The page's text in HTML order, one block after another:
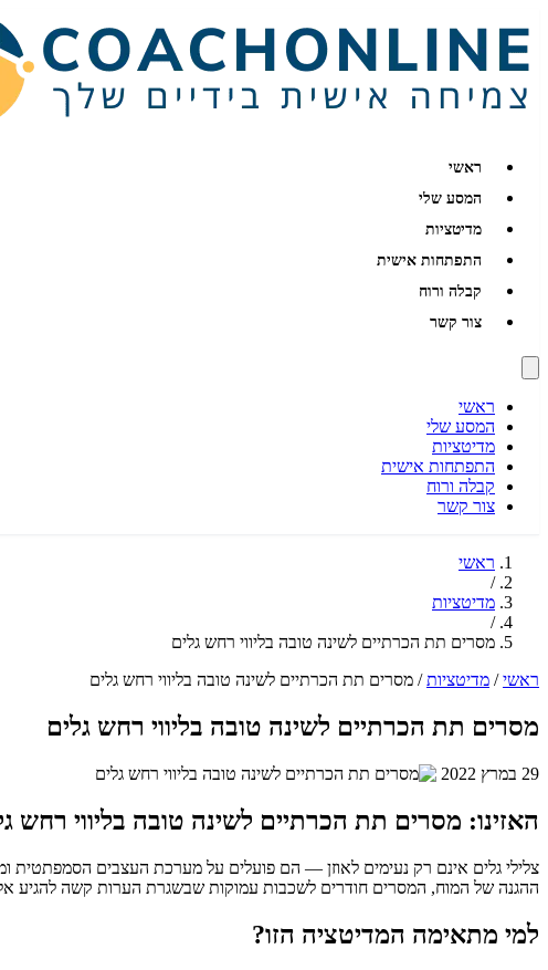
ראשי
המסע שלי
מדיטציות
התפתחות אישית
קבלה ורוח
צור קשר
ראשי
המסע שלי
מדיטציות
התפתחות אישית
קבלה ורוח
צור קשר
ראשי
/
מדיטציות
/
מסרים תת הכרתיים לשינה טובה בליווי רחש גלים
ראשי / מדיטציות / מסרים תת הכרתיים לשינה טובה בליווי רחש גלים
מסרים תת הכרתיים לשינה טובה בליווי רחש גלים
29 במרץ 2022
האזינו: מסרים תת הכרתיים לשינה טובה בליווי רחש
צלילי גלים אינם רק נעימים לאוזן — הם פועלים על מערכת העצבים הסמפתטית
ההגנה של המוח, המסרים חודרים לשכבות עמוקות שבשגרת הערות קשה להגיע
למי מתאימה המדיטציה הזו?